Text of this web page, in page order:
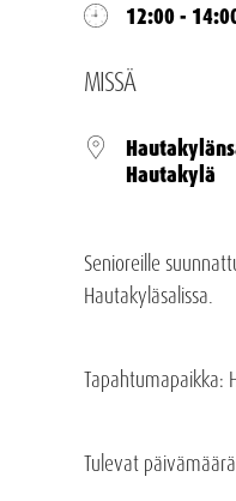
12:00 -
MISSÄ
Hautakylä
Senioreille
Hautakyläsalissa.
Tapahtumapaikka:
Tulevat